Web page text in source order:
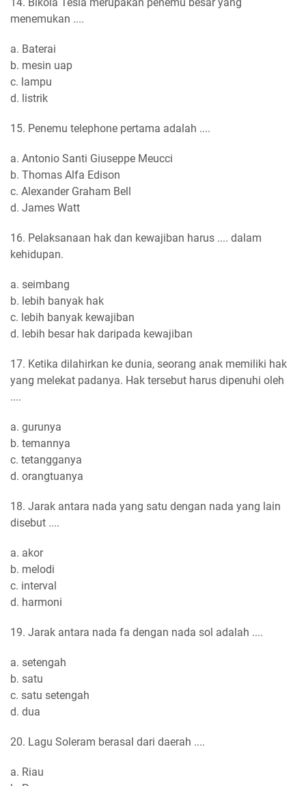
menemukan ....
a. Baterai
b. mesin uap
c. lampu
d. listrik
15. Penemu telephone pertama adalah ....
a. Antonio Santi Giuseppe Meucci
b. Thomas Alfa Edison
c. Alexander Graham Bell
d. James Watt
16. Pelaksanaan hak dan kewajiban harus .... dalam
kehidupan.
a. seimbang
b. lebih banyak hak
c. lebih banyak kewajiban
d. lebih besar hak daripada kewajiban
17. Ketika dilahirkan ke dunia, seorang anak memiliki hak
yang melekat padanya. Hak tersebut harus dipenuhi oleh
....
a. gurunya
b. temannya
c. tetangganya
d. orangtuanya
18. Jarak antara nada yang satu dengan nada yang lain
disebut ....
a. akor
b. melodi
c. interval
d. harmoni
19. Jarak antara nada fa dengan nada sol adalah ....
a. setengah
b. satu
c. satu setengah
d. dua
20. Lagu Soleram berasal dari daerah ....
a. Riau